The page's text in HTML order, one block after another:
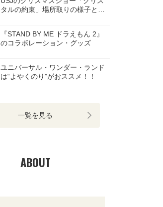
タルの約束」場所取りの様子とチ
『STAND BY ME ドラえもん 2』
のコラボレーション・グッズ
ユニバーサル・ワンダー・ランド
は“よやくのり”がおススメ！！
一覧を見る
ABOUT